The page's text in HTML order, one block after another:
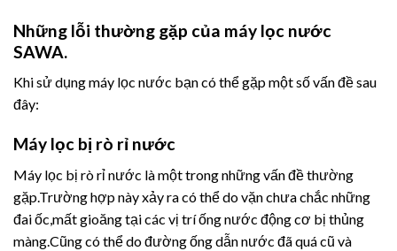
Những lỗi thường gặp của máy lọc nước
SAWA.
Khi sử dụng máy lọc nước bạn có thể gặp một số vấn đề sau
đây:
Máy lọc bị rò rỉ nước
Máy lọc bị rò rỉ nước là một trong những vấn đề thường
gặp.Trường hợp này xảy ra có thể do vặn chưa chắc những
đai ốc,mất gioăng tại các vị trí ống nước động cơ bị thủng
màng.Cũng có thể do đường ống dẫn nước đã quá cũ và